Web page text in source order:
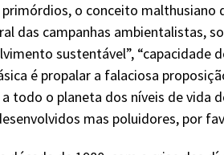
primórdios, o conceito
das campanhas ambientalistas,
sustentável”, “capacidade
é propalar a falaciosa
todo o planeta dos níveis de vida
mas poluidores, por